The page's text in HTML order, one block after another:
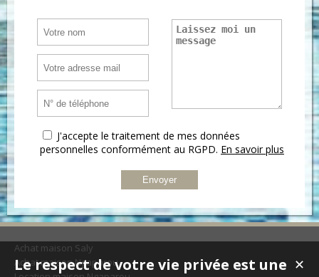
J'accepte le traitement de mes données
personnelles conformément au RGPD. En savoir plus
Achat maison Saly
Achat maison Ngaparou
✕
Le respect de votre vie privée est une